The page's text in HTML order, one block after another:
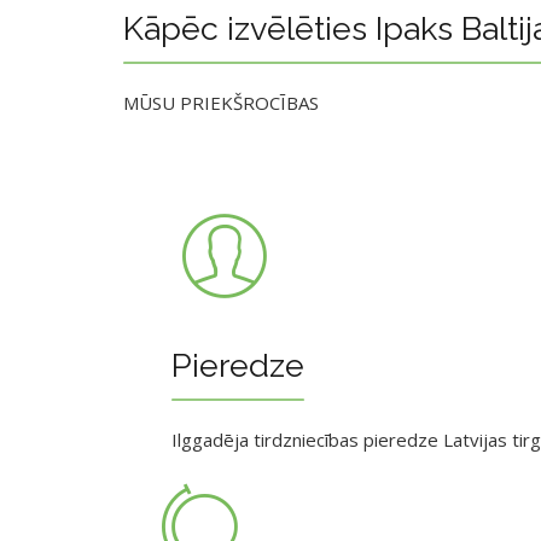
Kāpēc izvēlēties Ipaks
MŪSU PRIEKŠROCĪBAS
Pieredze
Ilggadēja tirdzniecības pieredze Latvijas